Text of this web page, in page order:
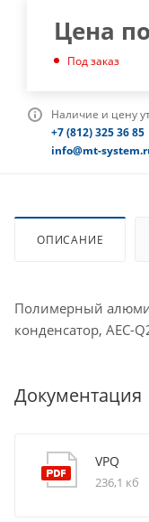
Цена
Под заказ
Наличие и цену
+7 (812) 325 36 85
info@mt-
ОПИСАНИЕ
Полимерный
конденсатор, AEC-
Документация
VPQ
236,1 кб